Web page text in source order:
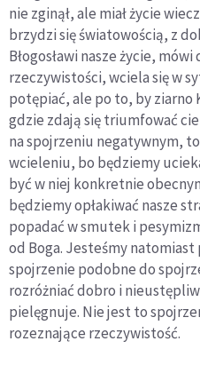
nie zginął, ale miał życie
brzydzi się światowością, z
Błogosławi nasze życie, mówi
rzeczywistości, wciela się w
potępiać, ale po to, by ziarno
gdzie zdają się triumfować
na spojrzeniu negatywnym,
wcieleniu, bo będziemy
być w niej konkretnie
będziemy opłakiwać nasze
popadać w smutek i
od Boga. Jesteśmy
spojrzenie podobne do
rozróżniać dobro i
pielęgnuje. Nie jest to
rozeznające rzeczywistość.